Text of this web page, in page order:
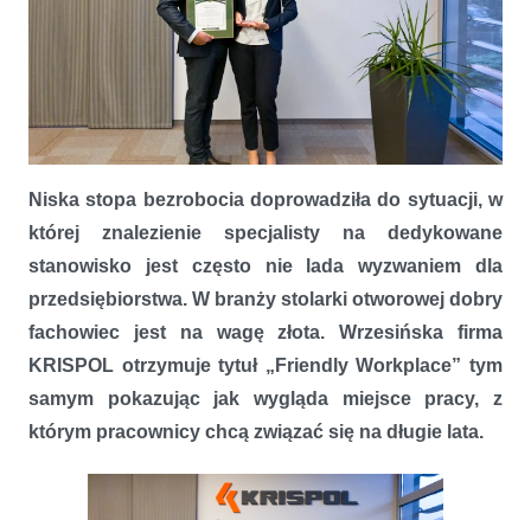
Niska stopa bezrobocia doprowadziła do sytuacji, w
której znalezienie specjalisty na dedykowane
stanowisko jest często nie lada wyzwaniem dla
przedsiębiorstwa. W branży stolarki otworowej dobry
fachowiec jest na wagę złota. Wrzesińska firma
KRISPOL otrzymuje tytuł „Friendly Workplace” tym
samym pokazując jak wygląda miejsce pracy, z
którym pracownicy chcą związać się na długie lata.